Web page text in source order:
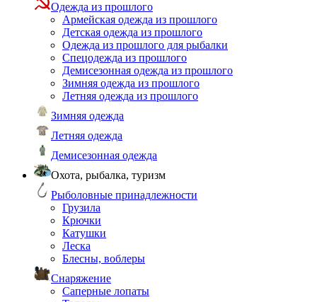
Одежда из прошлого
Армейская одежда из прошлого
Детская одежда из прошлого
Одежда из прошлого для рыбалки
Спецодежда из прошлого
Демисезонная одежда из прошлого
Зимняя одежда из прошлого
Летняя одежда из прошлого
Зимняя одежда
Летняя одежда
Демисезонная одежда
Охота, рыбалка, туризм
Рыболовные принадлежности
Грузила
Крючки
Катушки
Леска
Блесны, воблеры
Снаряжение
Саперные лопаты